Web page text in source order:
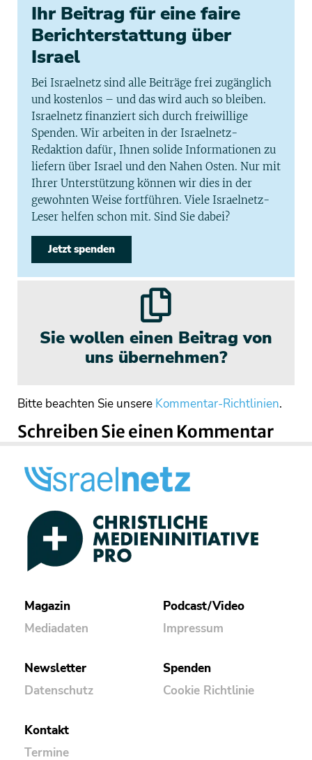
Ihr Beitrag für eine faire
Berichterstattung über
Israel
Bei Israelnetz sind alle Beiträge frei zugänglich
und kostenlos – und das wird auch so bleiben.
Israelnetz finanziert sich durch freiwillige
Spenden. Wir arbeiten in der Israelnetz-
Redaktion dafür, Ihnen solide Informationen zu
liefern über Israel und den Nahen Osten. Nur mit
Ihrer Unterstützung können wir dies in der
gewohnten Weise fortführen. Viele Israelnetz-
Leser helfen schon mit. Sind Sie dabei?
Jetzt spenden
Sie wollen einen Beitrag von
uns übernehmen?
Bitte beachten Sie unsere Kommentar-Richtlinien.
Schreiben Sie einen Kommentar
Magazin
Mediadaten
Podcast/Video
Impressum
Newsletter
Datenschutz
Spenden
Cookie Richtlinie
Kontakt
Termine